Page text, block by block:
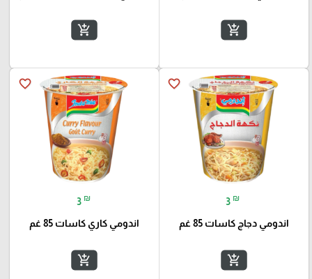
add_shopping_cart
add_shopping_cart
favorite_border
3 ₪
اندومي دجاج كاسات 85 غم
add_shopping_cart
favorite_border
3 ₪
اندومي كاري كاسات 85 غم
add_shopping_cart